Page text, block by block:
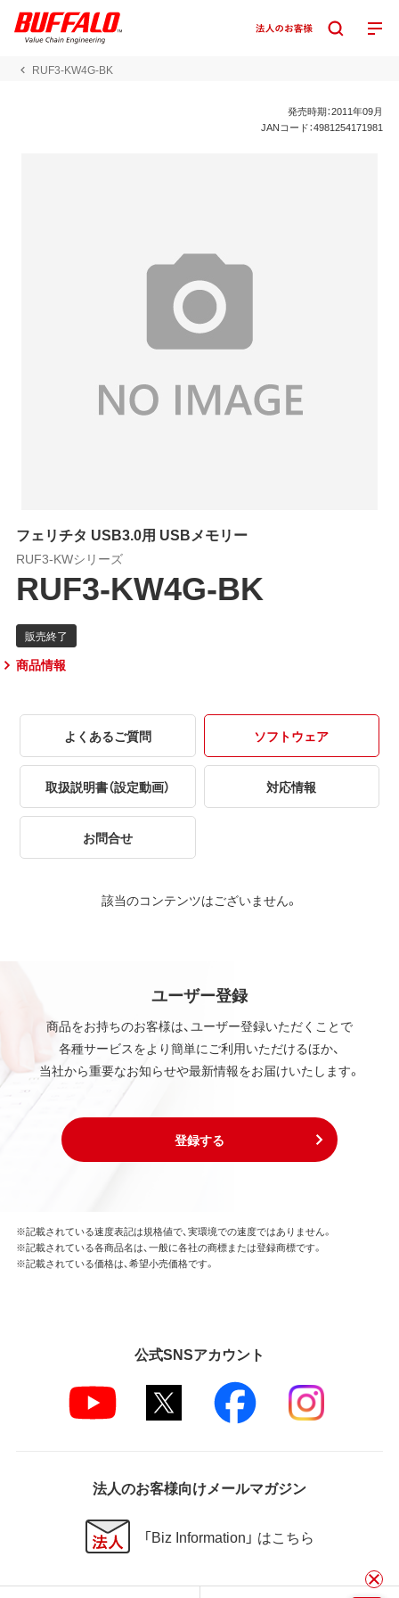
RUF3-KW4G-BK
発売時期：2011年09月
JANコード：4981254171981
フェリチタ USB3.0用 USBメモリー
RUF3-KWシリーズ
RUF3-KW4G-BK
商品情報
よくあるご質問 ソフトウェア
取扱説明書（設定動画） 対応情報
お問合せ
該当のコンテンツはございません。
ユーザー登録
商品をお持ちのお客様は、ユーザー登録いただくことで
各種サービスをより簡単にご利用いただけるほか、
当社から重要なお知らせや最新情報をお届けいたします。
登録する
※記載されている速度表記は規格値で、実環境での速度ではありません。
※記載されている各商品名は、一般に各社の商標または登録商標です。
※記載されている価格は、希望小売価格です。
公式SNSアカウント
法人のお客様向けメールマガジン
「Biz Information」 はこちら